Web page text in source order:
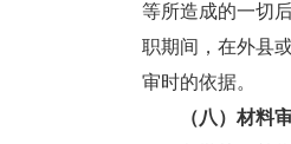
等所造成的一切
职期间，在外县
审时的依据。
（八） 材料